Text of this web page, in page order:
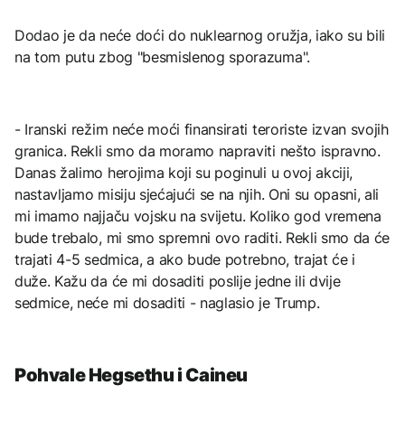
Dodao je da neće doći do nuklearnog oružja, iako su bili
na tom putu zbog "besmislenog sporazuma".
- Iranski režim neće moći finansirati teroriste izvan svojih
granica. Rekli smo da moramo napraviti nešto ispravno.
Danas žalimo herojima koji su poginuli u ovoj akciji,
nastavljamo misiju sjećajući se na njih. Oni su opasni, ali
mi imamo najjaču vojsku na svijetu. Koliko god vremena
bude trebalo, mi smo spremni ovo raditi. Rekli smo da će
trajati 4-5 sedmica, a ako bude potrebno, trajat će i
duže. Kažu da će mi dosaditi poslije jedne ili dvije
sedmice, neće mi dosaditi - naglasio je Trump.
Pohvale Hegsethu i Caineu